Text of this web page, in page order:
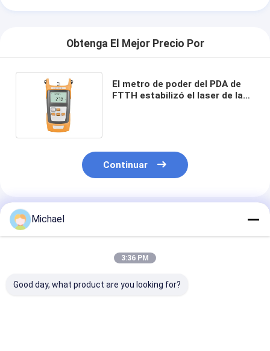
Obtenga El Mejor Precio Por
El metro de poder del PDA de
FTTH estabilizó el laser de la
Continuar
Productos Recomendados
Michael
3:36 PM
Good day, what product are you looking for?